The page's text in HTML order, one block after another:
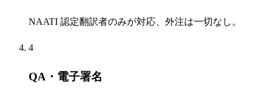
NAATI 認定翻訳者のみが対応、外注は一切なし。
4
QA・電子署名